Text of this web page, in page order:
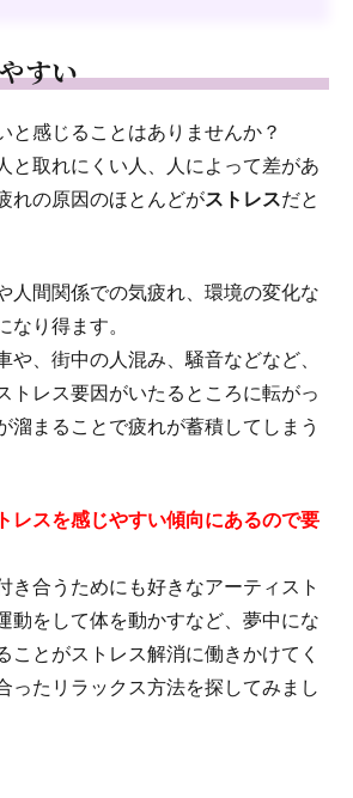
すい
と感じることはありませんか？
と取れにくい人、人によって差があ
れの原因のほとんどがストレスだと
人間関係での気疲れ、環境の変化な
なり得ます。
や、街中の人混み、騒音などなど、
トレス要因がいたるところに転がっ
溜まることで疲れが蓄積してしまう
レスを感じやすい傾向にあるので要
き合うためにも好きなアーティスト
動をして体を動かすなど、夢中にな
ことがストレス解消に働きかけてく
ったリラックス方法を探してみまし